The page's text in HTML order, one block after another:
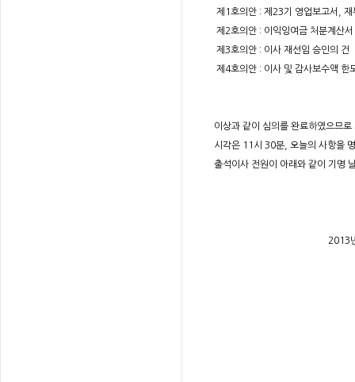
제1호의안 : 제23기 영업보고서,
제2호의안 : 이익잉여금 처분계산
제3호의안 : 이사 재선임 승인의 건
제4호의안 : 이사 및 감사보수액 한
이상과 같이 심의를 완료하였으므
시각은 11시 30분, 오늘의 사항을
출석이사 전원이 아래와 같이 기명
2013년 02월